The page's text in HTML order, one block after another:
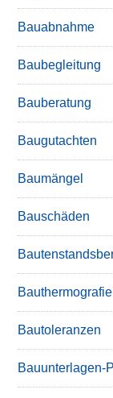
Bauabnahme
Baubegleitung
Bauberatung
Baugutachten
Baumängel
Bauschäden
Bauthermografie
Bautoleranzen
Bauunterlagen-